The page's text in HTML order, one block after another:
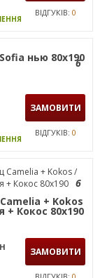
ВІДГУКІВ: 0
6
нью 80x190
ЗАМОВИТИ
ВІДГУКІВ: 0
6
+ Kokos
+ Кокос 80х190
ЗАМОВИТИ